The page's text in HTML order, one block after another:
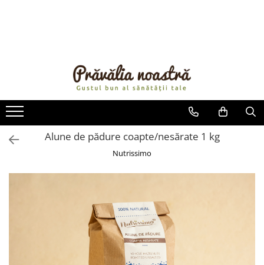
ULEIURI ȘI UNTURI
MĂSLINE
NUCI ȘI SEMINȚE
FRUCTE DESHIDRATATE
FRUCTE LA CONSERVĂ
FĂINĂ FĂRĂ GLUTEN
BĂUTURI / LAPTE VEGETAL
Alune de pădure coapte/nesărate 1 kg
Nutrissimo